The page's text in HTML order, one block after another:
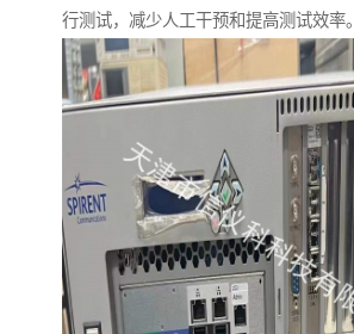
行测试，减少人工干预和提高测试效率。